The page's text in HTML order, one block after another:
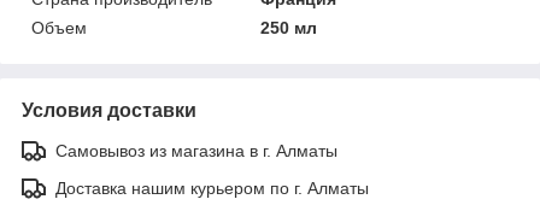
Объем
250 мл
Условия доставки
Самовывоз из магазина в г. Алматы
Доставка нашим курьером по г. Алматы